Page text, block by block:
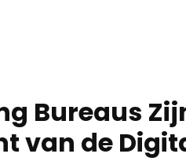
Bureaus
van de